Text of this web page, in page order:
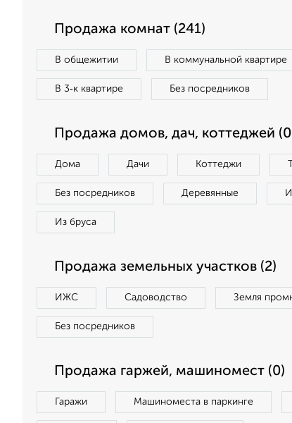
Продажа комнат (241)
В общежитии В коммунальной квартире
В 3‑к квартире Без посредников
Продажа домов, дач, коттеджей
Дома Дачи Коттеджи
Без посредников Деревянные
Из бруса
Продажа земельных участков (2)
ИЖС Садоводство Земля
Без посредников
Продажа гаржей, машиномест (0)
Гаражи Машиноместа в паркинге